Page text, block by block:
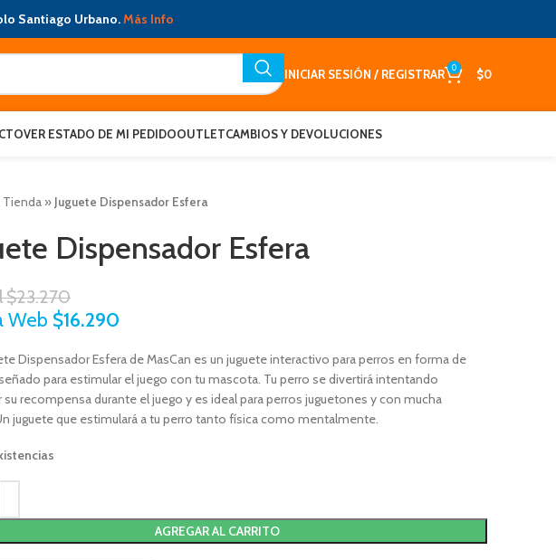
Santiago Urbano.Más Info
INICIAR SESIÓN / REGISTRAR 0 $0
VER ESTADO DE MI PEDIDOOUTLETCAMBIOS Y DEVOLUCIONES
Tienda » Juguete Dispensador Esfera
Dispensador Esfera
$23.270
Web $16.290
Dispensador Esfera de MasCan es un juguete interactivo para perros en forma de
para estimular el juego con tu mascota. Tu perro se divertirá intentando
su recompensa durante el juego y es ideal para perros juguetones y con mucha
juguete que estimulará a tu perro tanto física como mentalmente.
AGREGAR AL CARRITO